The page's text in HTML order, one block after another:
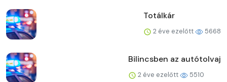
Totálkár
2 éve ezelőtt 5668
Bilincsben az autótolvaj
2 éve ezelőtt 5510